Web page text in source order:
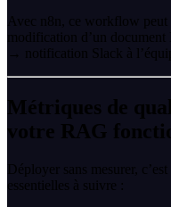
Avec n8n, ce workflow peut
modification d’un
→ notification Slack à
Métriques de
votre RAG
Déployer sans mesurer,
essentielles à suivre :